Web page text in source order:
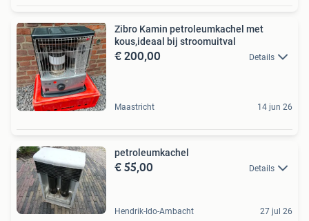
Zibro Kamin petroleumkachel met
kous,ideaal bij stroomuitval
€ 200,00 Details
Maastricht 14 jun 26
petroleumkachel
€ 55,00 Details
Hendrik-Ido-Ambacht 27 jul 26